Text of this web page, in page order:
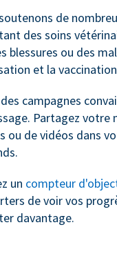
de
des soins
blessures ou des
et la
campagnes
Partagez votre
ou de vidéos dans
un compteur
de voir vos
davantage.